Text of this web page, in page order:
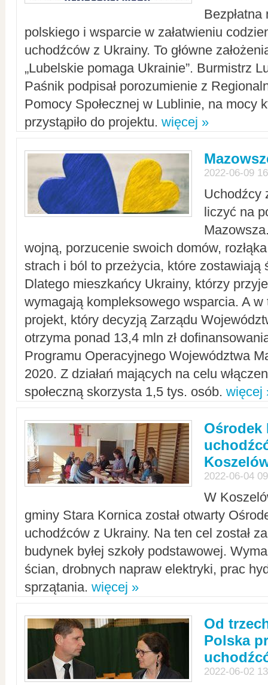
polskiego i wsparcie w załatwieniu
uchodźców z Ukrainy. To główne
„Lubelskie pomaga Ukrainie”. Burmistrz
Paśnik podpisał porozumienie z
Pomocy Społecznej w Lublinie, na mocy
przystąpiło do projektu. więcej »
2022-06-09
Uchodźcy
liczyć na
wojną, porzucenie swoich domów,
strach i ból to przeżycia, które zostawiają
Dlatego mieszkańcy Ukrainy, którzy
wymagają kompleksowego wsparcia. A w
projekt, który decyzją Zarządu
otrzyma ponad 13,4 mln zł
Programu Operacyjnego Województwa
2020. Z działań mających na celu
społeczną skorzysta 1,5 tys. osób. więcej
Ośrodek
2022-06-04
W
gminy Stara Kornica został otwarty
uchodźców z Ukrainy. Na ten cel został
budynek byłej szkoły podstawowej.
ścian, drobnych napraw elektryki, prac
sprzątania. więcej »
Od
Polska
2022-06-02